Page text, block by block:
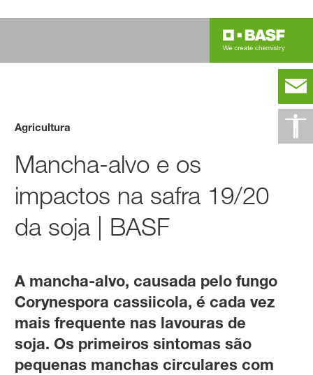
Agricultura
Mancha-alvo e os
impactos na safra 19/20
da soja | BASF
A mancha-alvo, causada pelo fungo
Corynespora cassiicola, é cada vez
mais frequente nas lavouras de
soja. Os primeiros sintomas são
pequenas manchas circulares com